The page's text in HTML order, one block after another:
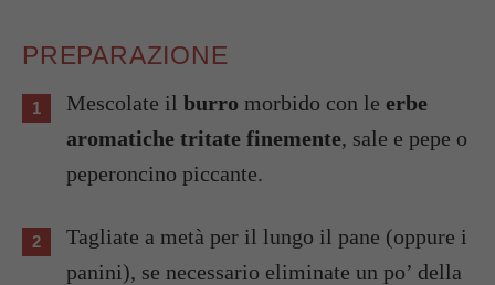
PREPARAZIONE
Mescolate il burro morbido con le erbe
aromatiche tritate finemente, sale e pepe o
peperoncino piccante.
Tagliate a metà per il lungo il pane (oppure i
panini), se necessario eliminate un po’ della